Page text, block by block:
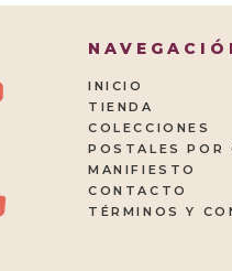
INICIO
TIENDA
COLECCIONES
POSTALES POR
MANIFIESTO
CONTACTO
TÉRMINOS Y